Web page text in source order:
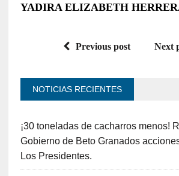
YADIRA ELIZABETH
Previous post Next
NOTICIAS RECIENTES
¡30 toneladas de cacharros menos!
Gobierno de Beto Granados
Los Presidentes.